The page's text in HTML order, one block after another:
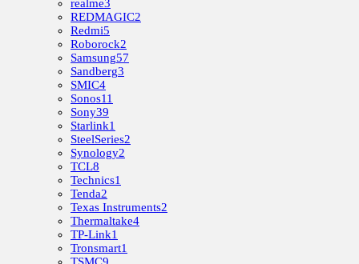
realme3
REDMAGIC2
Redmi5
Roborock2
Samsung57
Sandberg3
SMIC4
Sonos11
Sony39
Starlink1
SteelSeries2
Synology2
TCL8
Technics1
Tenda2
Texas Instruments2
Thermaltake4
TP-Link1
Tronsmart1